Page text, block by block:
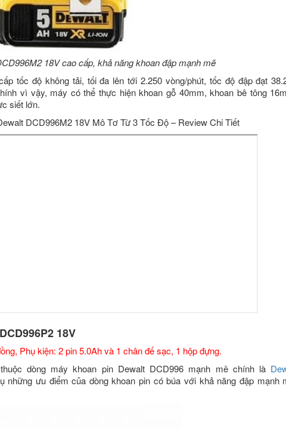
18V cao cấp, khả năng khoan đập mạnh mẽ
tốc độ không tải, tối đa lên tới 2.250 vòng/phút, tốc độ đập đạt
vì vậy, máy có thể thực hiện khoan gỗ 40mm, khoan bê tông
siết lớn.
DCD996M2 18V Mô Tơ Từ 3 Tốc Độ – Review Chi Tiết
18V
Phụ kiện: 2 pin 5.0Ah và 1 chân đế sạc, 1 hộp đựng.
dòng máy khoan pin Dewalt DCD996 mạnh mẽ chính là
những ưu điểm của dòng khoan pin có búa với khả năng đập mạnh